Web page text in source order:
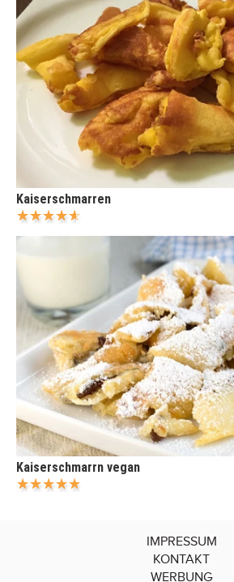
Kaiserschmarren
Kaiserschmarrn vegan
IMPRESSUM
KONTAKT
WERBUNG